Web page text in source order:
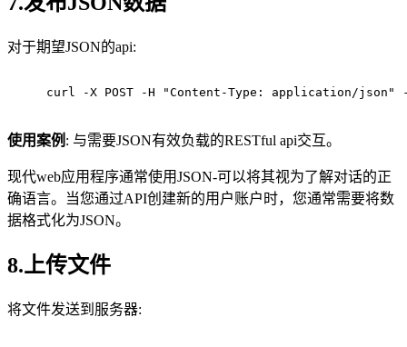
对于期望JSON的api:
curl -X POST -H "Content-Type: application/
使用案例 : 与需要JSON有效负载的RESTful api交互。
现代web应用程序通常使用JSON-可以将其视为了解对话的正
确语言。当您通过API创建新的用户账户时，您通常需要将数
据格式化为JSON。
8.上传文件
将文件发送到服务器: